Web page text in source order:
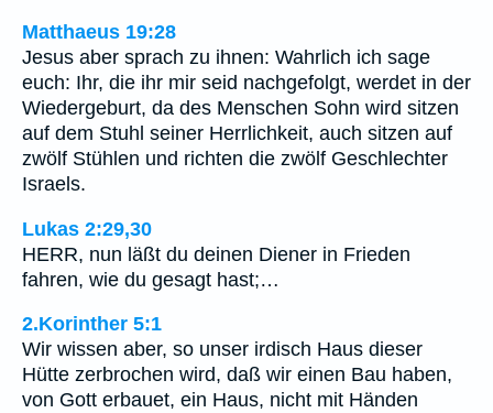
Matthaeus 19:28
Jesus aber sprach zu ihnen: Wahrlich ich sage
euch: Ihr, die ihr mir seid nachgefolgt, werdet in der
Wiedergeburt, da des Menschen Sohn wird sitzen
auf dem Stuhl seiner Herrlichkeit, auch sitzen auf
zwölf Stühlen und richten die zwölf Geschlechter
Israels.
Lukas 2:29,30
HERR, nun läßt du deinen Diener in Frieden
fahren, wie du gesagt hast;…
2.Korinther 5:1
Wir wissen aber, so unser irdisch Haus dieser
Hütte zerbrochen wird, daß wir einen Bau haben,
von Gott erbauet, ein Haus, nicht mit Händen